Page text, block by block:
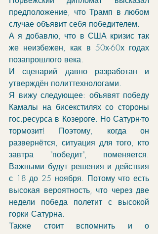
предположение, что Трамп в любом
случае объявит себя победителем.
А я добавлю, что в США кризис так
же неизбежен, как в 50х-60х годах
позапрошлого века.
И сценарий давно разработан и
утверждён политтехнологами.
Я вижу следующее: объявят победу
Камалы на бисекстилях со стороны
гос.ресурса в Козероге. Но Сатурн-то
тормозит! Поэтому, когда он
развернётся, ситуация для того, кто
завтра "победит", поменяется.
Важными будут решения и действия
с 18 до 25 ноября. Потому что есть
высокая вероятность, что через две
недели победа полетит с высокой
горки Сатурна.
Также стоит вспомнить и о